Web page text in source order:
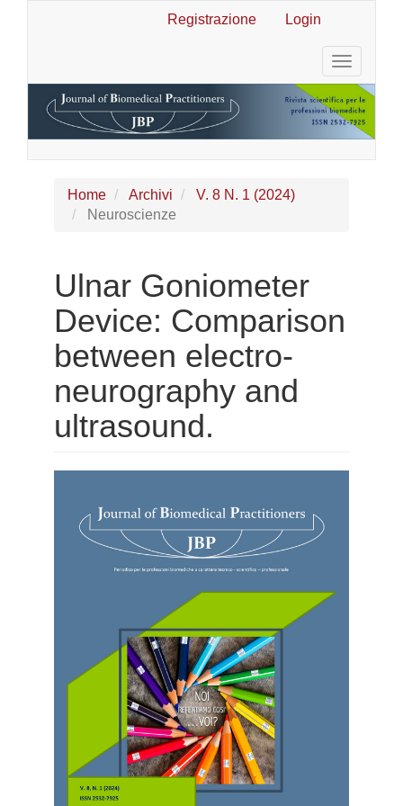
Barra
laterale
Registrazione Login
Toggle
Home Archivi
V. 8 N. 1 (2024)
Neuroscienze
Ulnar Goniometer
Device: Comparison
between electro-
neurography and
ultrasound.
laterale
dell'articolo